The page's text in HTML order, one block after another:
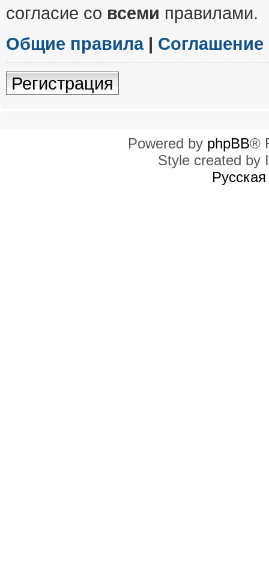
согласие со всеми правилами.
Общие правила|
Регистрация
Powered by phpBB®
Style created by